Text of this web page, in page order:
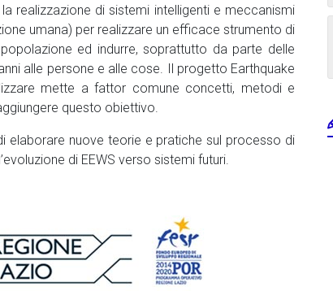
realizzazione di sistemi intelligenti e meccanismi
umana) per realizzare un efficace strumento di
ed indurre, soprattutto da parte delle
alle persone e alle cose. Il progetto Earthquake
mette a fattor comune concetti, metodi e
questo obiettivo.
elaborare nuove teorie e pratiche sul processo di
di EEWS verso sistemi futuri.